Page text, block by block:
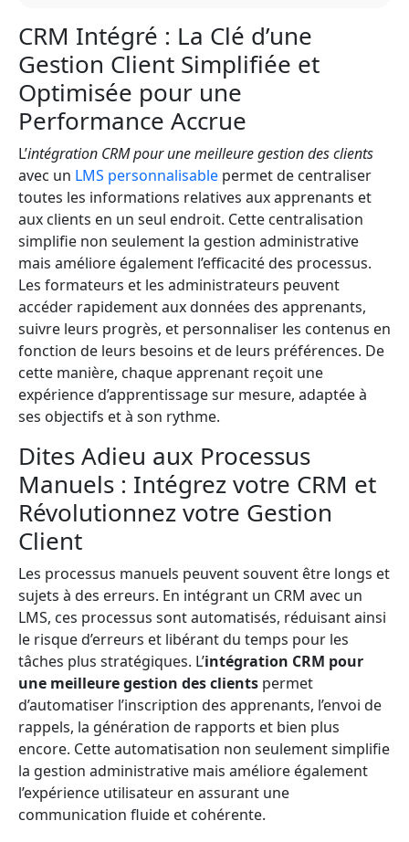
CRM Intégré : La Clé d’une
Gestion Client Simplifiée et
Optimisée pour une
Performance Accrue
L’intégration CRM pour une meilleure gestion des clients
avec un LMS personnalisable permet de centraliser
toutes les informations relatives aux apprenants et
aux clients en un seul endroit. Cette centralisation
simplifie non seulement la gestion administrative
mais améliore également l’efficacité des processus.
Les formateurs et les administrateurs peuvent
accéder rapidement aux données des apprenants,
suivre leurs progrès, et personnaliser les contenus en
fonction de leurs besoins et de leurs préférences. De
cette manière, chaque apprenant reçoit une
expérience d’apprentissage sur mesure, adaptée à
ses objectifs et à son rythme.
Dites Adieu aux Processus
Manuels : Intégrez votre CRM et
Révolutionnez votre Gestion
Client
Les processus manuels peuvent souvent être longs et
sujets à des erreurs. En intégrant un CRM avec un
LMS, ces processus sont automatisés, réduisant ainsi
le risque d’erreurs et libérant du temps pour les
tâches plus stratégiques. L’intégration CRM pour
une meilleure gestion des clients permet
d’automatiser l’inscription des apprenants, l’envoi de
rappels, la génération de rapports et bien plus
encore. Cette automatisation non seulement simplifie
la gestion administrative mais améliore également
l’expérience utilisateur en assurant une
communication fluide et cohérente.